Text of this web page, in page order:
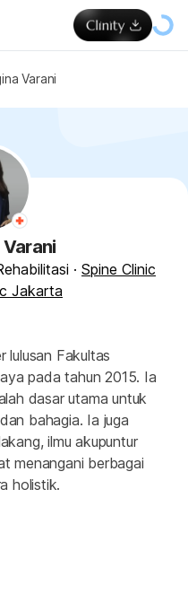
Varani
Varani
· Spine Clinic
Jakarta
lulusan Fakultas
pada tahun 2015. Ia
dasar utama untuk
bahagia. Ia juga
ilmu akupuntur
menangani berbagai
holistik.